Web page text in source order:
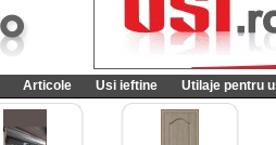
Articole Usi ieftine Utilaje pentru